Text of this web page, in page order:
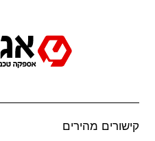
קישורים מהירים